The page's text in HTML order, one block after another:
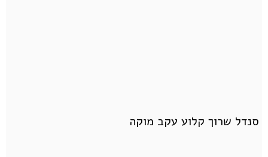
סנדל שרוך קלוע עקב מוקה